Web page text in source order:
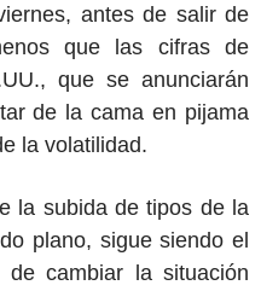
antes de salir de
que las cifras de
que se anunciarán
de la cama en pijama
la volatilidad.
la subida de tipos de la
plano, sigue siendo el
de cambiar la situación